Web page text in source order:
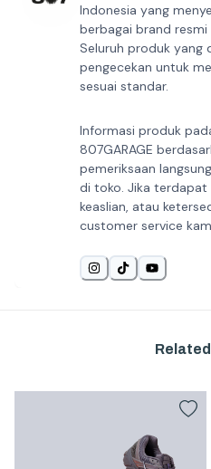
Indonesia yang
berbagai brand
Seluruh produk yang
pengecekan untuk
sesuai standar.
Informasi produk
807GARAGE
pemeriksaan
di toko. Jika terdapat
keaslian, atau
customer service